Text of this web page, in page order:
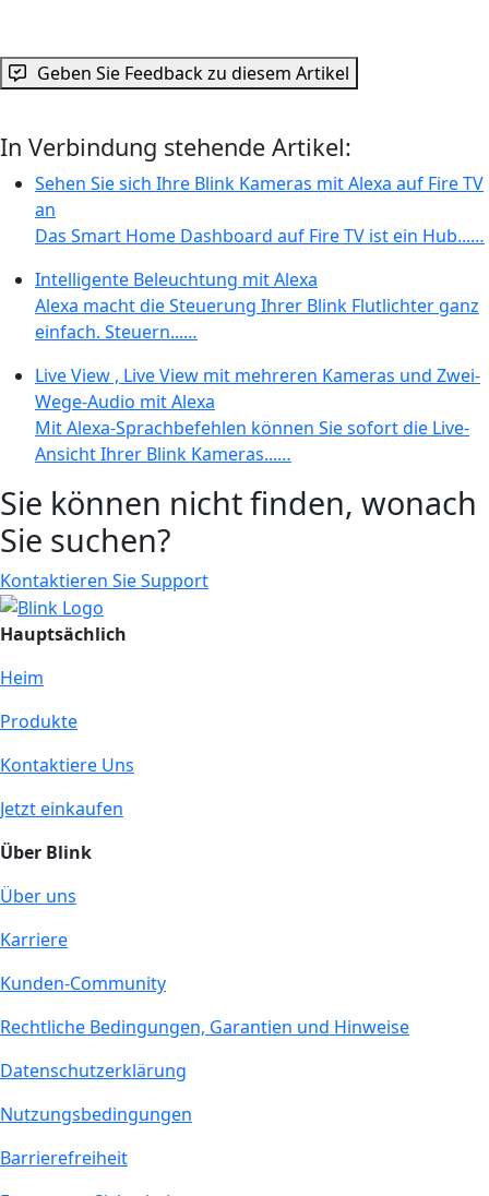
Geben Sie Feedback zu diesem Artikel
In Verbindung stehende Artikel:
Sehen Sie sich Ihre Blink Kameras mit Alexa auf Fire TV
an
Das Smart Home Dashboard auf Fire TV ist ein Hub...…
Intelligente Beleuchtung mit Alexa
Alexa macht die Steuerung Ihrer Blink Flutlichter ganz
einfach. Steuern...…
Live View , Live View mit mehreren Kameras und Zwei-
Wege-Audio mit Alexa
Mit Alexa-Sprachbefehlen können Sie sofort die Live-
Ansicht Ihrer Blink Kameras...…
Sie können nicht finden, wonach
Sie suchen?
Kontaktieren Sie Support
Hauptsächlich
Heim
Produkte
Kontaktiere Uns
Jetzt einkaufen
Über Blink
Über uns
Karriere
Kunden-Community
Rechtliche Bedingungen, Garantien und Hinweise
Datenschutzerklärung
Nutzungsbedingungen
Barrierefreiheit